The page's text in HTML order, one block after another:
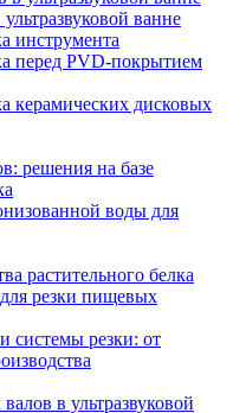
ванне
инструмента
перед PVD-покрытием
керамических дисковых
решения на базе
воды для
растительного белка
резки пищевых
системы резки: от
в ультразвуковой